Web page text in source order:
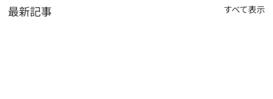
最新記事 すべて表示